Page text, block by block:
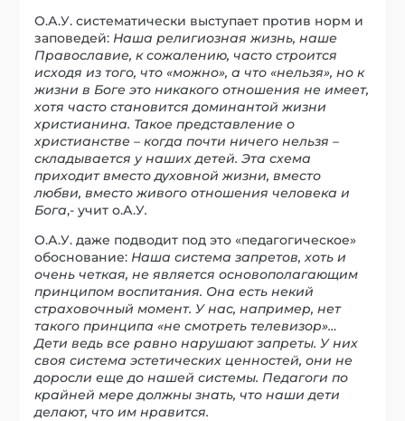
О.А.У. систематически выступает против норм и
заповедей: Наша религиозная жизнь, наше
Православие, к сожалению, часто строится
исходя из того, что «можно», а что «нельзя», но к
жизни в Боге это никакого отношения не имеет,
хотя часто становится доминантой жизни
христианина. Такое представление о
христианстве – когда почти ничего нельзя –
складывается у наших детей. Эта схема
приходит вместо духовной жизни, вместо
любви, вместо живого отношения человека и
Бога,- учит о.А.У.
О.А.У. даже подводит под это «педагогическое»
обоснование: Наша система запретов, хоть и
очень четкая, не является основополагающим
принципом воспитания. Она есть некий
страховочный момент. У нас, например, нет
такого принципа «не смотреть телевизор»…
Дети ведь все равно нарушают запреты. У них
своя система эстетических ценностей, они не
доросли еще до нашей системы. Педагоги по
крайней мере должны знать, что наши дети
делают, что им нравится.